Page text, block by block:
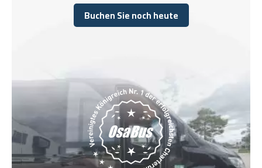
Buchen Sie noch heute
Buchen Sie noch heute